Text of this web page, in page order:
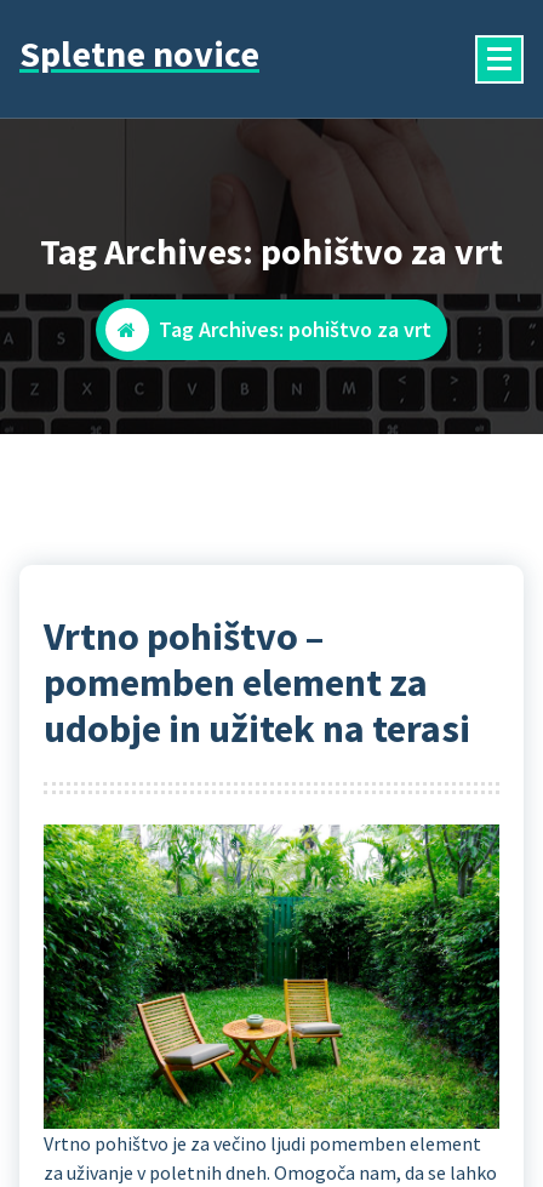
content
Spletne novice
Tag Archives: pohištvo za vrt
Tag Archives: pohištvo za vrt
Vrtno pohištvo –
pomemben element za
udobje in užitek na terasi
Vrtno pohištvo je za večino ljudi pomemben element
za uživanje v poletnih dneh. Omogoča nam, da se lahko